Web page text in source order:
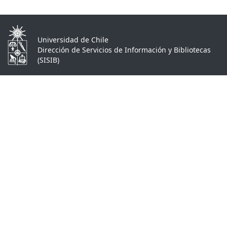
Universidad de Chile
Dirección de Servicios de Información y Bibliotecas
(SISIB)